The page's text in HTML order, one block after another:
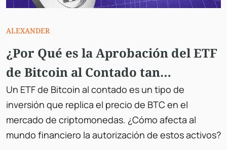
ALEXANDER
¿Por Qué es la Aprobación del ETF
de Bitcoin al Contado tan
Importante?
Un ETF de Bitcoin al contado es un tipo de
inversión que replica el precio de BTC en el
mercado de criptomonedas. ¿Cómo afecta al
mundo financiero la autorización de estos activos?